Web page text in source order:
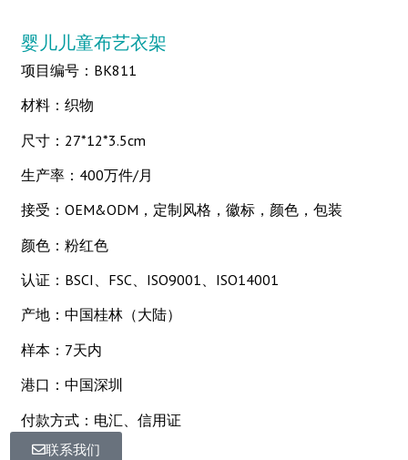
婴儿儿童布艺衣架
项目编号：BK811
材料：织物
尺寸：27*12*3.5cm
生产率：400万件/月
接受：OEM&ODM，定制风格，徽标，颜色，包装
颜色：粉红色
认证：BSCI、FSC、ISO9001、ISO14001
产地：中国桂林（大陆）
样本：7天内
港口：中国深圳
付款方式：电汇、信用证
联系我们